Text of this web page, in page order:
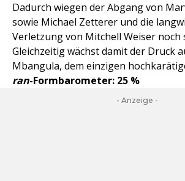
Dadurch wiegen der Abgang von
sowie Michael Zetterer und die
Verletzung von Mitchell Weiser noch
Gleichzeitig wächst damit der Druck
Mbangula, dem einzigen
ran-Formbarometer: 25 %
- Anzeige -